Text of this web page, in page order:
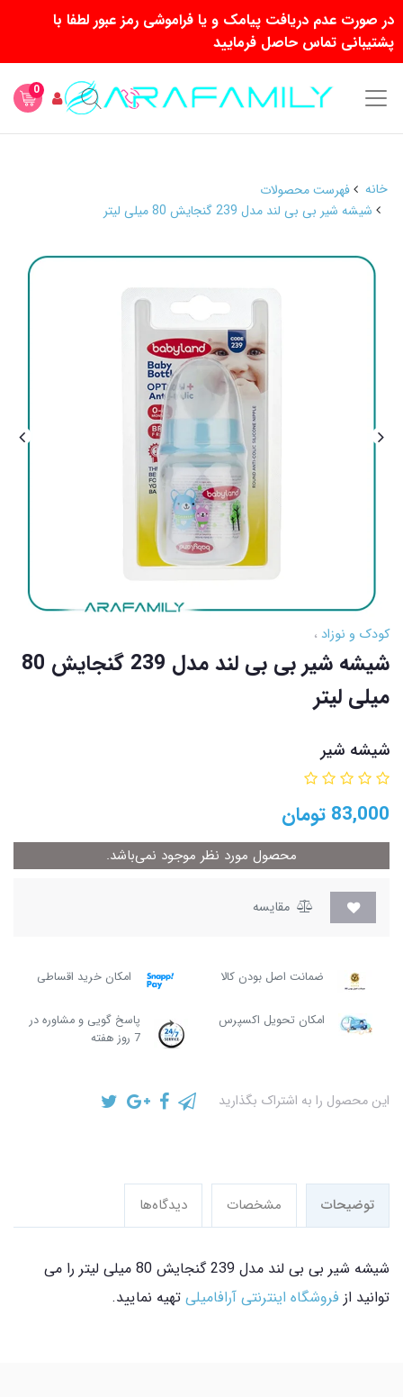
در صورت عدم دریافت پیامک و یا فراموشی رمز عبور لطفا با
پشتیبانی تماس حاصل فرمایید
0
خانه
فهرست محصولات
شیشه شیر بی بی لند مدل 239 گنجایش 80 میلی لیتر
کودک و نوزاد
شیشه شیر بی بی لند مدل 239 گنجایش 80
میلی لیتر
شیشه شیر
83,000 تومان
محصول مورد نظر موجود نمی‌باشد.
مقایسه
ضمانت اصل بودن کالا امکان خرید اقساطی
امکان تحویل اکسپرس
پاسخ گویی و مشاوره در
7 روز هفته
این محصول را به اشتراک بگذارید
توضیحات مشخصات دیدگاه‌ها
شیشه شیر بی بی لند مدل 239 گنجایش 80 میلی لیتر را می
توانید از فروشگاه اینترنتی آرافامیلی تهیه نمایید.